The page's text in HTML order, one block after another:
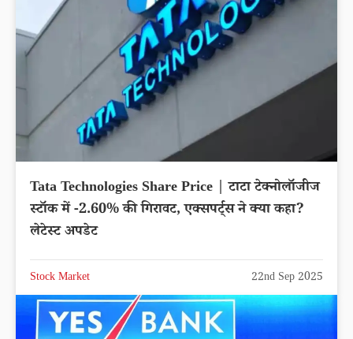
Tata Technologies Share Price | टाटा टेक्नोलॉजीज
स्टॉक में -2.60% की गिरावट, एक्सपर्ट्स ने क्या कहा?
लेटेस्ट अपडेट
Stock Market 22nd Sep 2025